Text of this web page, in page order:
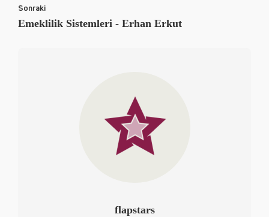
Sonraki
Emeklilik Sistemleri - Erhan Erkut
flapstars